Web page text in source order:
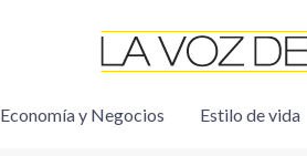
Economía y Negocios Estilo de vida